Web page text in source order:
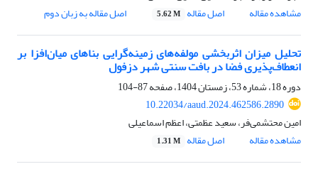
مشاهده مقاله
اصل مقاله 5.62 M اصل مقاله به زبان دوم
تحلیل میزان اثربخشی مولفه‌های زمینه‌گرایی بناهای میان‌افزا بر
انعطاف‌پذیری فضا در بافت سنتی شهر دزفول
دوره 18، شماره 53، زمستان 1404، صفحه
87-104
10.22034/aaud.2024.462586.2890
امین محتشمی‌فر، سعید عظمتی، اعظم اسماعیلی
مشاهده مقاله
اصل مقاله 1.31 M